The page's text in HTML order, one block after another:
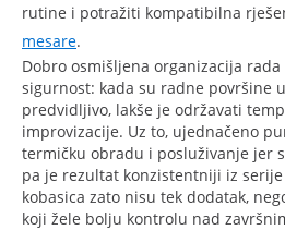
rutine i potražiti kompatibilna
mesare.
Dobro osmišljena organizacija
sigurnost: kada su radne površine
predvidljivo, lakše je održavati
improvizacije. Uz to, ujednačeno
termičku obradu i posluživanje jer
pa je rezultat konzistentniji iz
kobasica zato nisu tek dodatak,
koji žele bolju kontrolu nad